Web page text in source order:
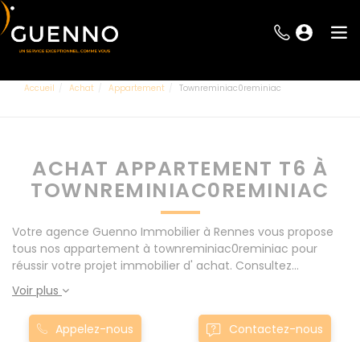
Accueil Achat Appartement Townreminiac0reminiac
ACHAT APPARTEMENT T6 À
TOWNREMINIAC0REMINIAC
Votre agence Guenno Immobilier à Rennes vous propose
tous nos appartement à townreminiac0reminiac pour
réussir votre projet immobilier d' achat. Consultez
l'ensemble de nos offres à Rennes mais également aux
alentours : Le Rheu, Pacé, Montgermont... Nos appartement
T6 à townreminiac0reminiac sont proposés au meilleur prix
du marché pour permettre au plus grand nombre de
Voir plus
Appelez-nous Contactez-nous